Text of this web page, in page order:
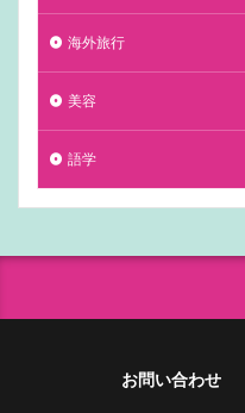
海外旅行
美容
語学
お問い合わせ